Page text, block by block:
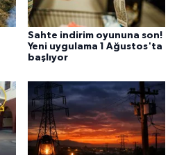
Sahte indirim oyununa son!
Yeni uygulama 1 Ağustos'ta
başlıyor